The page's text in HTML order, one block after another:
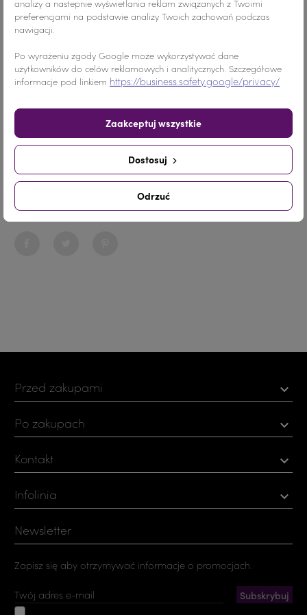
Materiał Żywica
Nr.Kategorii 563
- + Dodaj do koszyka
Udostępnij
Przed zakupami 
Po zakupach 
Kontakt 
Infolinia 
analizy a nastepnie wyświetlania reklam związanych z Twoimi
preferencjami na podstawie analizy Twoich zachowań podczas
nawigacji.
Po wyrażeniu zgody Google może wykorzystywać dane
użytkowników do celów reklamowych i analitycznych. Szczegółowe
informacje pod linkiem https://business.safety.google/privacy/
Odrzuć
Dostosuj
Zaakceptuj wszystkie
Newsletter
Zapisz się aby otrzymywać informacje o promocjach.